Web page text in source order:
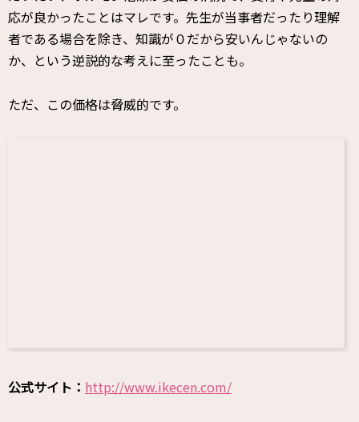
応が良かったことはマレです。先生が当事者だったり理解
者である場合を除き、知識が０だから安いんじゃないの
か、という逆説的な考えに至ったことも。
ただ、この価格は脅威的です。
公式サイト： http://www.ikecen.com/